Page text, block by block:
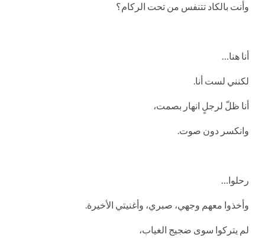
وأنت بالكاد تتنفس من تحت الركام؟
أنا هنا…
لكنني لست أنا.
أنا ظلّ لرجلٍ انهار بصمت،
وانكسر دون صوت.
رحلوا…
وأخذوا معهم وجهي، صبري، وأغنيتي الأخيرة.
لم يتركوا سوى ضجيج الغياب،